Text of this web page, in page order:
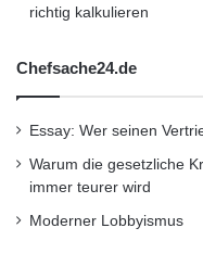
richtig kalkulieren
Chefsache24.de
Essay: Wer seinen
Warum die gesetzliche
immer teurer wird
Moderner Lobbyismus